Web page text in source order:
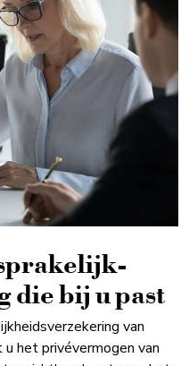
die bij u past
van
het privévermogen van